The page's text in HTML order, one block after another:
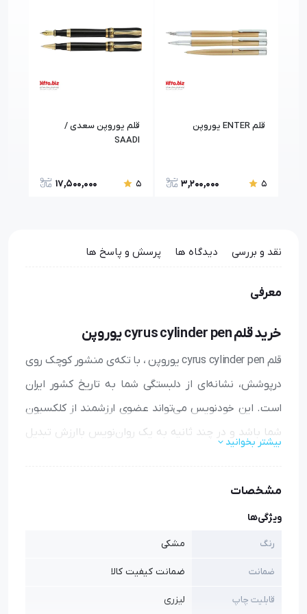
قلم ENTER یوروپن
5
3,200,000
قلم یوروپن سعدی /
SAADI
5
17,500,000
نقد و بررسی دیدگاه ها پرسش و پاسخ ها
معرفی
خرید قلم cyrus cylinder pen یوروپن
قلم cyrus cylinder pen یوروپن ، با تکه‌ی منشور کوچک روی
درپوشش، نشانه‌ای از دلبستگی شما به تاریخ کشور ایران
است. این خودنویس می‌تواند عضوی ارزشمند از کلکسیون
شما باشد و در چند ثانیه به یک روان‌نویس باارزش تبدیل
به این شکل که تمام قسمت‌های بدنه‌ی آن، به‌جز قسمتی از
بیشتر بخوانید
مشخصات
ویژگی‌ها
رنگ مشکی
ضمانت ضمانت کیفیت کالا
قابلیت چاپ لیزری